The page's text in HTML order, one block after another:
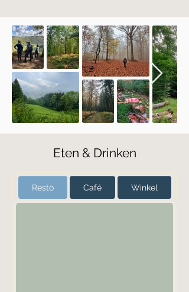
Eten & Drinken
Resto Café Winkel